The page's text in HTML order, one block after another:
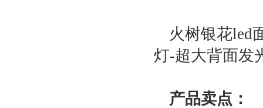
火树银花led
灯-超大背面发
产品卖点：